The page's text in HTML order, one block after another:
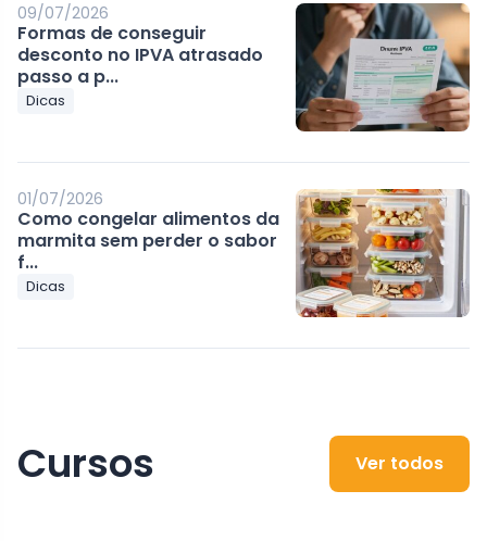
09/07/2026
Formas de conseguir
desconto no IPVA atrasado
passo a p...
Dicas
01/07/2026
Como congelar alimentos da
marmita sem perder o sabor
f...
Dicas
Cursos Ver todos